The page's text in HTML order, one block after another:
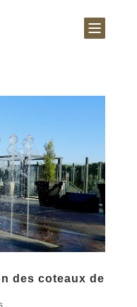
des coteaux de